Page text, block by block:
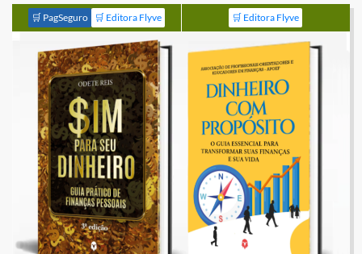
🛒 PagSeguro 🛒 Editora Flyve 🛒 Editora Flyve